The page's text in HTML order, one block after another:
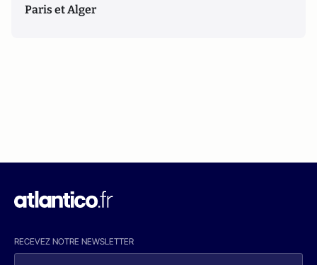
Paris et Alger
RECEVEZ NOTRE NEWSLETTER